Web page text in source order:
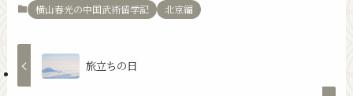
横山春光の中国武術留学記 北京編
旅立ちの日